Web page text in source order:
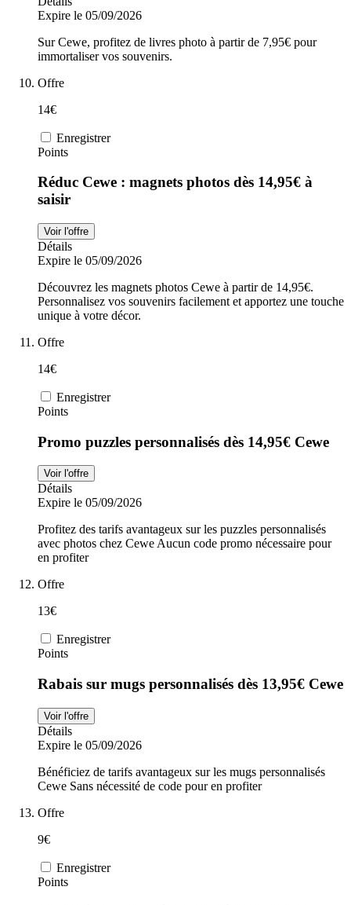
Expire le 05/09/2026
Sur Cewe, profitez de livres photo à partir de 7,95€ pour
immortaliser vos souvenirs.
Offre
14€
Enregistrer
Points
Réduc Cewe : magnets photos dès 14,95€ à
saisir
Voir l'offre
Détails
Expire le 05/09/2026
Découvrez les magnets photos Cewe à partir de 14,95€.
Personnalisez vos souvenirs facilement et apportez une touche
unique à votre décor.
Offre
14€
Enregistrer
Points
Promo puzzles personnalisés dès 14,95€ Cewe
Voir l'offre
Détails
Expire le 05/09/2026
Profitez des tarifs avantageux sur les puzzles personnalisés
avec photos chez Cewe Aucun code promo nécessaire pour
en profiter
Offre
13€
Enregistrer
Points
Rabais sur mugs personnalisés dès 13,95€ Cewe
Voir l'offre
Détails
Expire le 05/09/2026
Bénéficiez de tarifs avantageux sur les mugs personnalisés
Cewe Sans nécessité de code pour en profiter
Offre
9€
Enregistrer
Points